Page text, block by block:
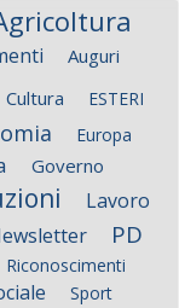
Auguri
Cultura ESTERI
Europa
Governo
Lavoro
PD
Riconoscimenti
Sport